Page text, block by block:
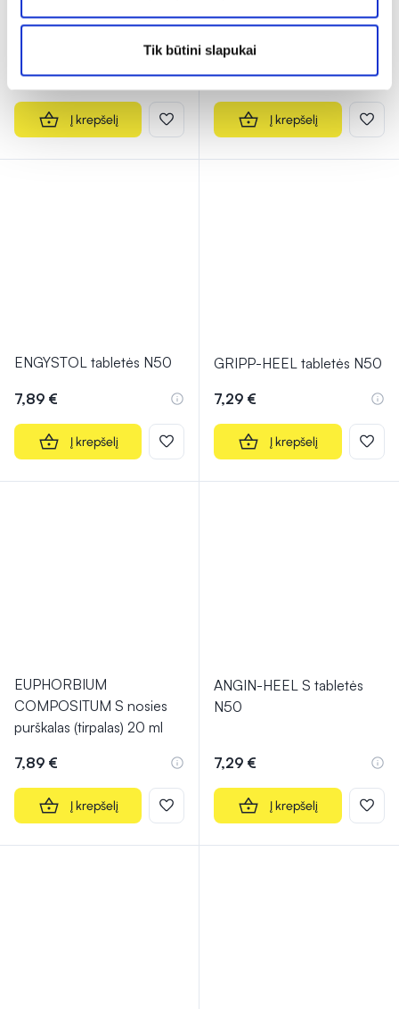
Tik būtini slapukai
BRONCHALIS-HEEL
6,48 €
Į krepšelį
ZEEL T tepalas 50 g
9,09 €
Į krepšelį
ENGYSTOL tabletės N50
7,89 €
Į krepšelį
GRIPP-HEEL tabletės N50
7,29 €
Į krepšelį
EUPHORBIUM
COMPOSITUM S nosies
purškalas (tirpalas) 20 ml
7,89 €
Į krepšelį
ANGIN-HEEL S tabletės
N50
7,29 €
Į krepšelį